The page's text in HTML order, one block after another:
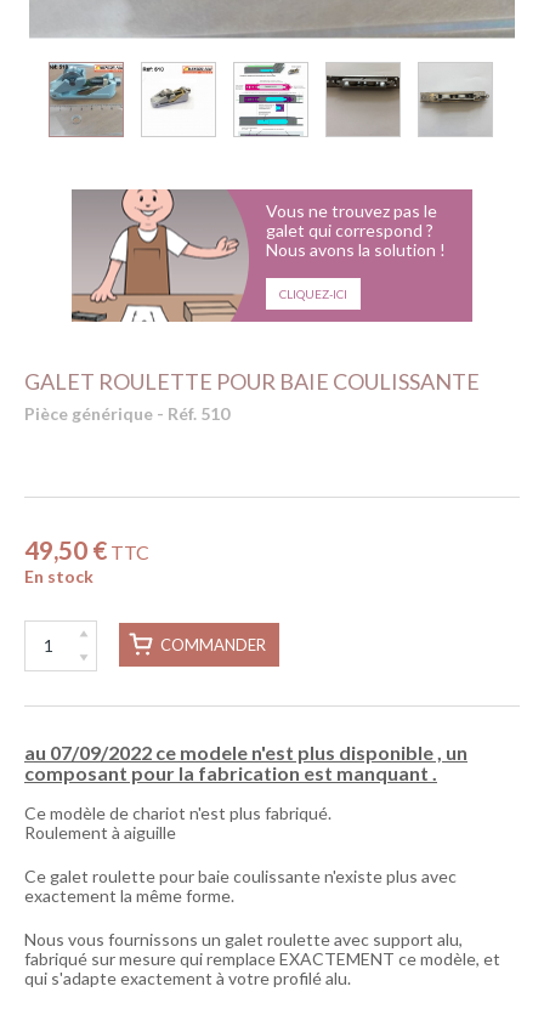
Vous ne trouvez pas le
galet qui correspond ?
Nous avons la solution !
CLIQUEZ-ICI
GALET ROULETTE POUR BAIE COULISSANTE
Pièce générique - Réf. 510
49,50 € TTC
En stock
COMMANDER
au 07/09/2022 ce modele n'est plus disponible , un
composant pour la fabrication est manquant .
Ce modèle de chariot n'est plus fabriqué.
Roulement à aiguille
Ce galet roulette pour baie coulissante n'existe plus avec
exactement la même forme.
Nous vous fournissons un galet roulette avec support alu,
fabriqué sur mesure qui remplace EXACTEMENT ce modèle, et
qui s'adapte exactement à votre profilé alu.